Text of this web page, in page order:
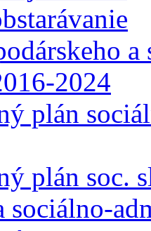
2024
plán
plán soc.
sociálno-